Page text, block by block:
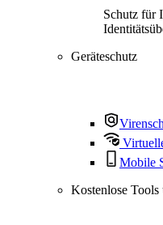
Schutz für
Geräteschutz
Mobile
Kostenlose